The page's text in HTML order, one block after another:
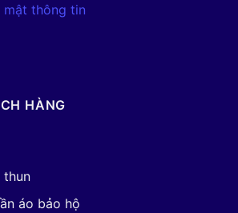
mật thông tin
HÀNG
thun
áo bảo hộ